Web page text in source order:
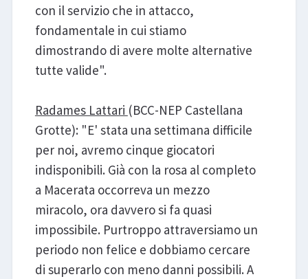
con il servizio che in attacco,
fondamentale in cui stiamo
dimostrando di avere molte alternative
tutte valide".
Radames Lattari (BCC-NEP Castellana
Grotte): "E' stata una settimana difficile
per noi, avremo cinque giocatori
indisponibili. Già con la rosa al completo
a Macerata occorreva un mezzo
miracolo, ora davvero si fa quasi
impossibile. Purtroppo attraversiamo un
periodo non felice e dobbiamo cercare
di superarlo con meno danni possibili. A